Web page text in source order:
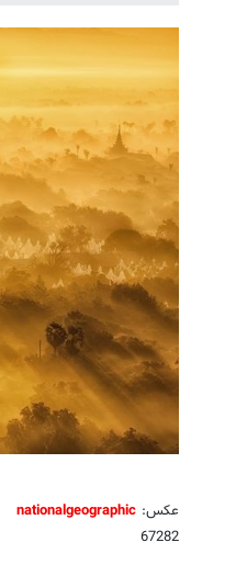
عکس: nationalgeographic
67282